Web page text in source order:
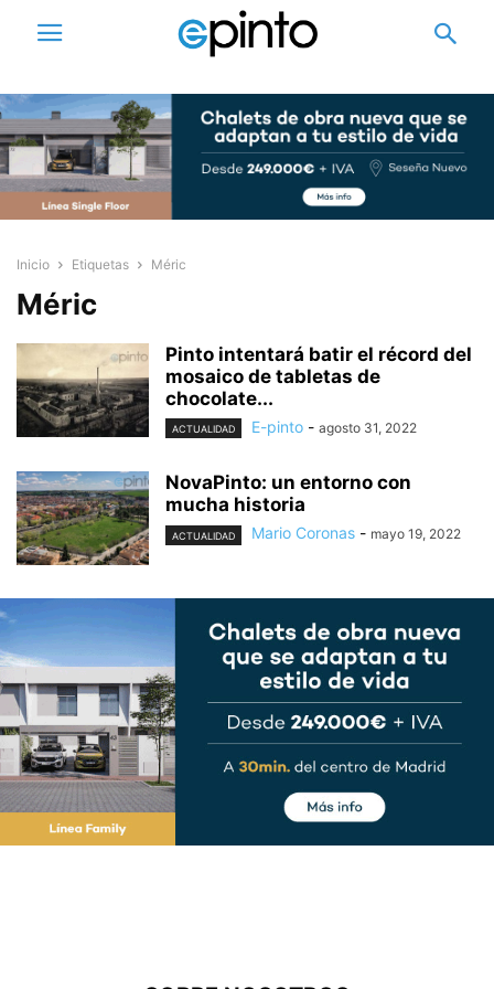
Inicio Etiquetas Méric
Méric
Pinto intentará batir el récord del
mosaico de tabletas de
chocolate...
ACTUALIDAD E-pinto - agosto 31, 2022
NovaPinto: un entorno con
mucha historia
ACTUALIDAD Mario Coronas - mayo 19, 2022